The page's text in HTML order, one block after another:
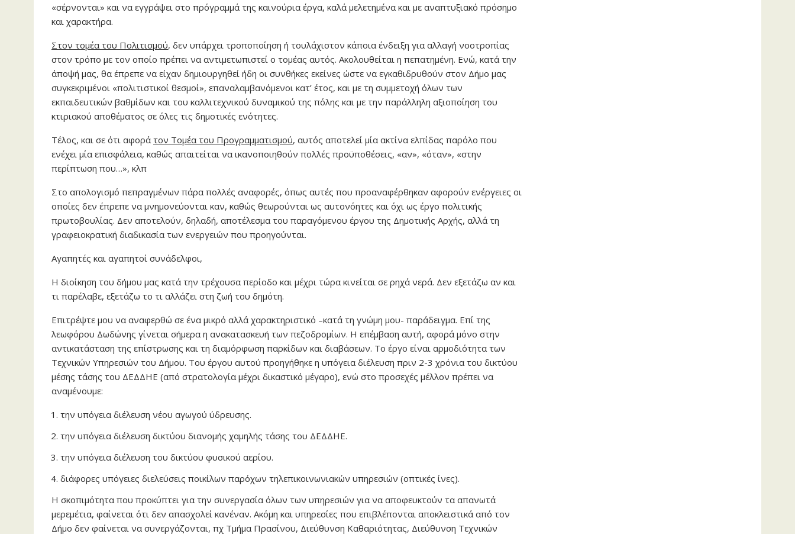
«σέρνονται» και να εγγράψει στο πρόγραμμά της καινούρια έργα, καλά μελετημένα και με αναπτυξιακό πρόσημο
και χαρακτήρα.
Στον τομέα του Πολιτισμού, δεν υπάρχει τροποποίηση ή τουλάχιστον κάποια ένδειξη για αλλαγή νοοτροπίας
στον τρόπο με τον οποίο πρέπει να αντιμετωπιστεί ο τομέας αυτός. Ακολουθείται η πεπατημένη. Ενώ, κατά την
άποψή μας, θα έπρεπε να είχαν δημιουργηθεί ήδη οι συνθήκες εκείνες ώστε να εγκαθιδρυθούν στον Δήμο μας
συγκεκριμένοι «πολιτιστικοί θεσμοί», επαναλαμβανόμενοι κατ’ έτος, και με τη συμμετοχή όλων των
εκπαιδευτικών βαθμίδων και του καλλιτεχνικού δυναμικού της πόλης και με την παράλληλη αξιοποίηση του
κτιριακού αποθέματος σε όλες τις δημοτικές ενότητες.
Τέλος, και σε ότι αφορά τον Τομέα του Προγραμματισμού, αυτός αποτελεί μία ακτίνα ελπίδας παρόλο που
ενέχει μία επισφάλεια, καθώς απαιτείται να ικανοποιηθούν πολλές προϋποθέσεις, «αν», «όταν», «στην
περίπτωση που…», κλπ
Στο απολογισμό πεπραγμένων πάρα πολλές αναφορές, όπως αυτές που προαναφέρθηκαν αφορούν ενέργειες οι
οποίες δεν έπρεπε να μνημονεύονται καν, καθώς θεωρούνται ως αυτονόητες και όχι ως έργο πολιτικής
πρωτοβουλίας. Δεν αποτελούν, δηλαδή, αποτέλεσμα του παραγόμενου έργου της Δημοτικής Αρχής, αλλά τη
γραφειοκρατική διαδικασία των ενεργειών που προηγούνται.
Αγαπητές και αγαπητοί συνάδελφοι,
Η διοίκηση του δήμου μας κατά την τρέχουσα περίοδο και μέχρι τώρα κινείται σε ρηχά νερά. Δεν εξετάζω αν και
τι παρέλαβε, εξετάζω το τι αλλάζει στη ζωή του δημότη.
Επιτρέψτε μου να αναφερθώ σε ένα μικρό αλλά χαρακτηριστικό –κατά τη γνώμη μου- παράδειγμα. Επί της
λεωφόρου Δωδώνης γίνεται σήμερα η ανακατασκευή των πεζοδρομίων. Η επέμβαση αυτή, αφορά μόνο στην
αντικατάσταση της επίστρωσης και τη διαμόρφωση παρκίδων και διαβάσεων. Το έργο είναι αρμοδιότητα των
Τεχνικών Υπηρεσιών του Δήμου. Του έργου αυτού προηγήθηκε η υπόγεια διέλευση πριν 2-3 χρόνια του δικτύου
μέσης τάσης του ΔΕΔΔΗΕ (από στρατολογία μέχρι δικαστικό μέγαρο), ενώ στο προσεχές μέλλον πρέπει να
αναμένουμε:
την υπόγεια διέλευση νέου αγωγού ύδρευσης.
την υπόγεια διέλευση δικτύου διανομής χαμηλής τάσης του ΔΕΔΔΗΕ.
την υπόγεια διέλευση του δικτύου φυσικού αερίου.
διάφορες υπόγειες διελεύσεις ποικίλων παρόχων τηλεπικοινωνιακών υπηρεσιών (οπτικές ίνες).
Η σκοπιμότητα που προκύπτει για την συνεργασία όλων των υπηρεσιών για να αποφευκτούν τα απανωτά
μερεμέτια, φαίνεται ότι δεν απασχολεί κανέναν. Ακόμη και υπηρεσίες που επιβλέπονται αποκλειστικά από τον
Δήμο δεν φαίνεται να συνεργάζονται, πχ Τμήμα Πρασίνου, Διεύθυνση Καθαριότητας, Διεύθυνση Τεχνικών